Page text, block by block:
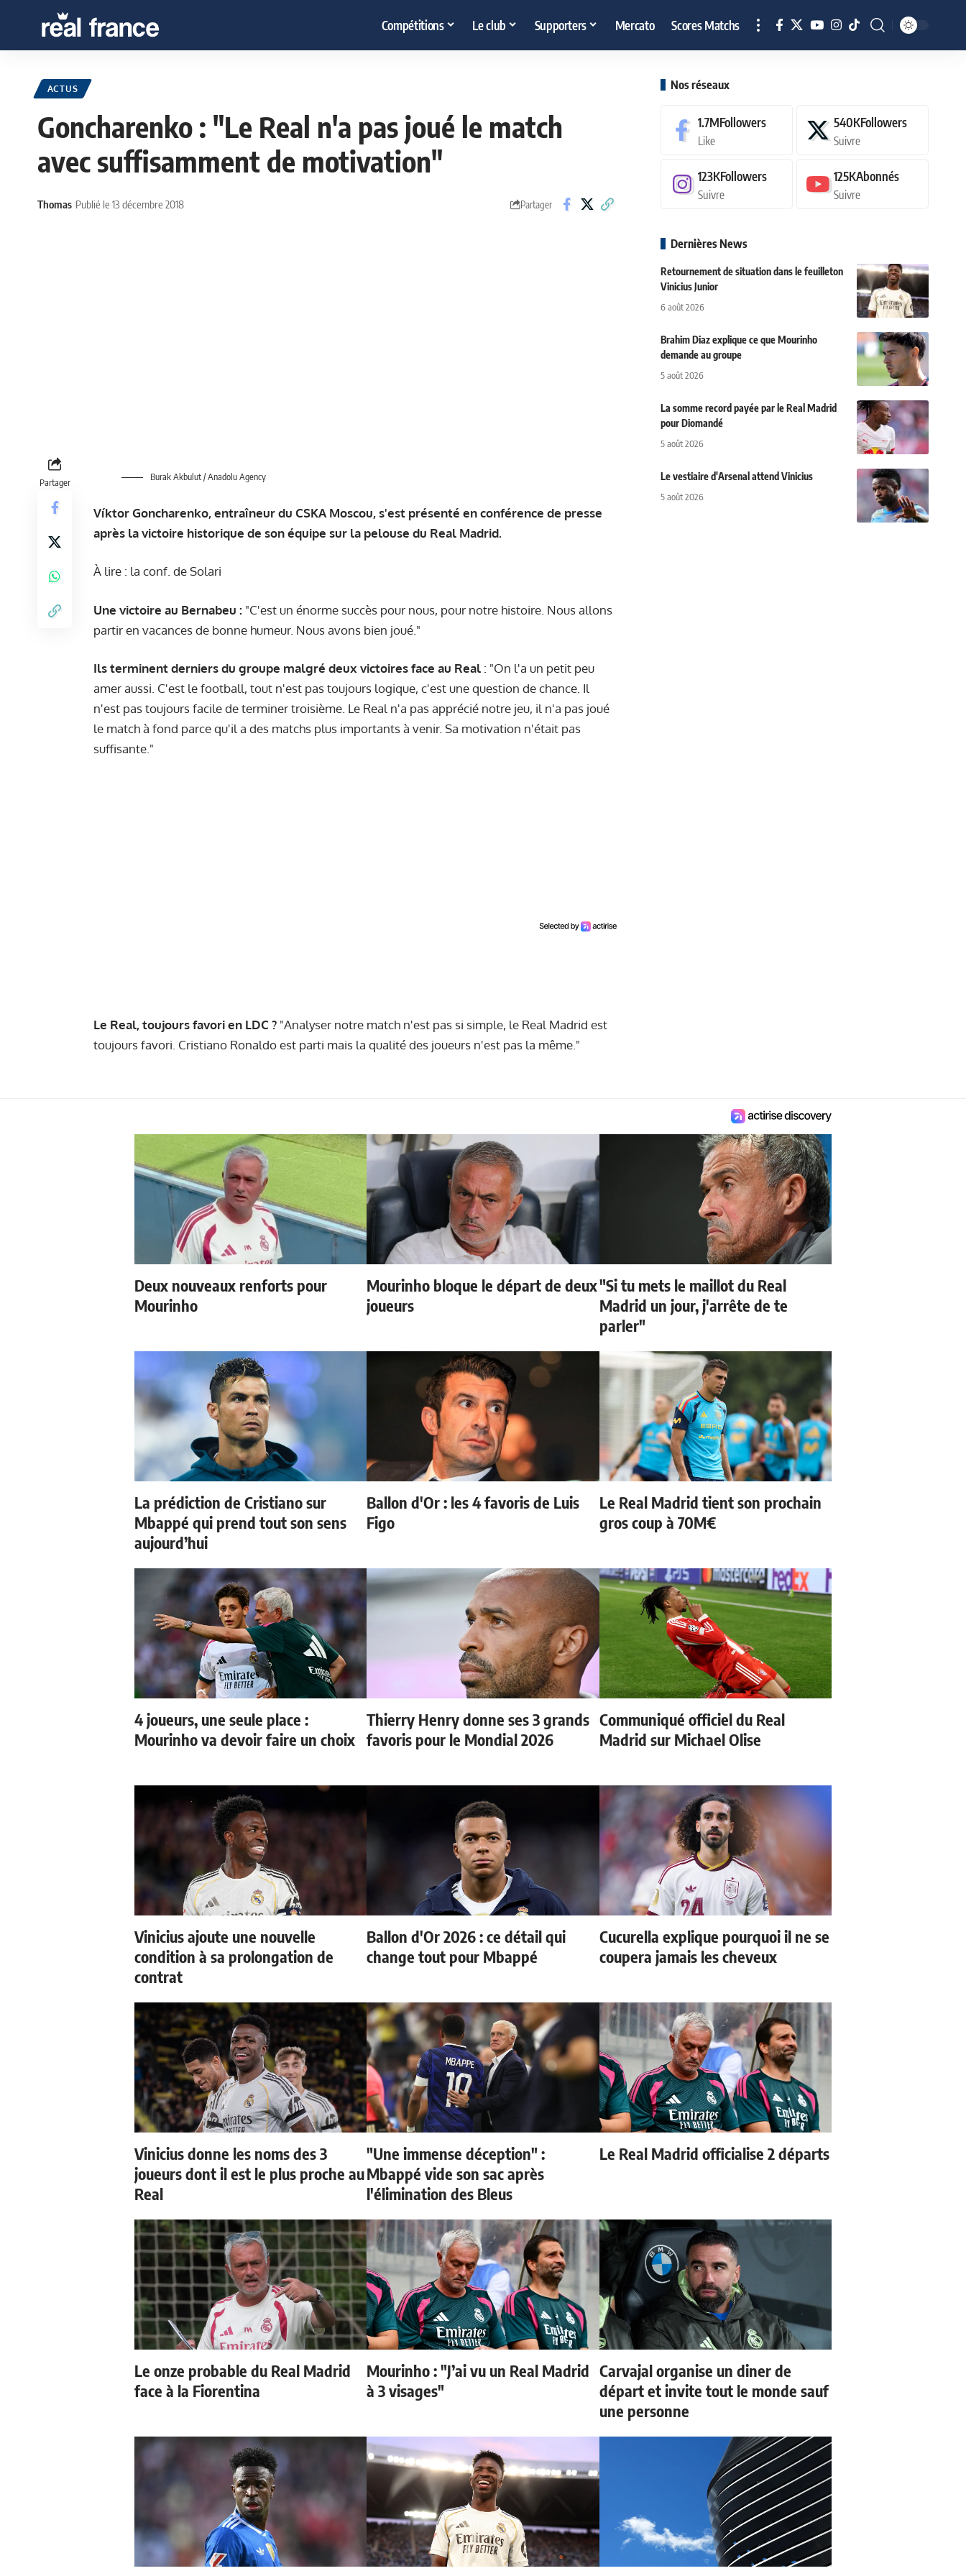
Compétitions Le club Supporters Mercato Scores Matchs
ACTUS
Goncharenko : "Le Real n'a pas joué le match
avec suffisamment de motivation"
Thomas Publié le 13 décembre 2018 Partager
Partager Burak Akbulut / Anadolu Agency
Víktor Goncharenko, entraîneur du CSKA Moscou, s'est présenté en conférence de presse
après la victoire historique de son équipe sur la pelouse du Real Madrid.
À lire : la conf. de Solari
Une victoire au Bernabeu : "C'est un énorme succès pour nous, pour notre histoire. Nous allons
partir en vacances de bonne humeur. Nous avons bien joué."
Ils terminent derniers du groupe malgré deux victoires face au Real : "On l'a un petit peu
amer aussi. C'est le football, tout n'est pas toujours logique, c'est une question de chance. Il
n'est pas toujours facile de terminer troisième. Le Real n'a pas apprécié notre jeu, il n'a pas joué
le match à fond parce qu'il a des matchs plus importants à venir. Sa motivation n'était pas
suffisante."
Le Real, toujours favori en LDC ? "Analyser notre match n'est pas si simple, le Real Madrid est
toujours favori. Cristiano Ronaldo est parti mais la qualité des joueurs n'est pas la même."
Nos réseaux
1.7MFollowers
Like
540KFollowers
Suivre
123KFollowers
Suivre
125KAbonnés
Suivre
Dernières News
Retournement de situation dans le feuilleton
Vinicius Junior
6 août 2026
Brahim Diaz explique ce que Mourinho
demande au groupe
5 août 2026
La somme record payée par le Real Madrid
pour Diomandé
5 août 2026
Le vestiaire d'Arsenal attend Vinicius
5 août 2026
Deux nouveaux renforts pour
Mourinho
Mourinho bloque le départ de deux
joueurs
"Si tu mets le maillot du Real
Madrid un jour, j'arrête de te
parler"
La prédiction de Cristiano sur
Mbappé qui prend tout son sens
aujourd’hui
Ballon d'Or : les 4 favoris de Luis
Figo
Le Real Madrid tient son prochain
gros coup à 70M€
4 joueurs, une seule place :
Mourinho va devoir faire un choix
Thierry Henry donne ses 3 grands
favoris pour le Mondial 2026
Communiqué officiel du Real
Madrid sur Michael Olise
Vinicius ajoute une nouvelle
condition à sa prolongation de
contrat
Ballon d'Or 2026 : ce détail qui
change tout pour Mbappé
Cucurella explique pourquoi il ne se
coupera jamais les cheveux
Vinicius donne les noms des 3
joueurs dont il est le plus proche au
Real
"Une immense déception" :
Mbappé vide son sac après
l'élimination des Bleus
Le Real Madrid officialise 2 départs
Le onze probable du Real Madrid
face à la Fiorentina
Mourinho : "J’ai vu un Real Madrid
à 3 visages"
Carvajal organise un diner de
départ et invite tout le monde sauf
une personne